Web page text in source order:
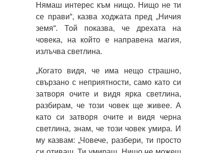
Нямаш интерес към нищо. Нищо не ти
се прави“, казва ходжата пред „Ничия
земя“. Той показва, че дрехата на
човека, на който е направена магия,
излъчва светлина.
„Когато видя, че има нещо страшно,
свързано с неприятности, само като си
затворя очите и видя ярка светлина,
разбирам, че този човек ще живее. А
като си затворя очите и видя черна
светлина, знам, че този човек умира. И
му казвам: „Човече, разбери, ти просто